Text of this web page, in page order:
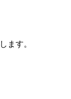
ます。